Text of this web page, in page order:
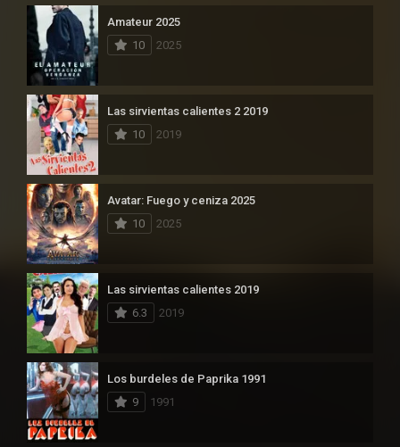
Amateur 2025
10
2025
Las sirvientas calientes 2 2019
10
2019
Avatar: Fuego y ceniza 2025
10
2025
Las sirvientas calientes 2019
6.3
2019
Los burdeles de Paprika 1991
9
1991